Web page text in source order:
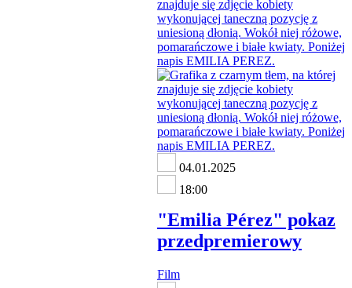
04.01.2025
18:00
"Emilia Pérez" pokaz
przedpremierowy
Film